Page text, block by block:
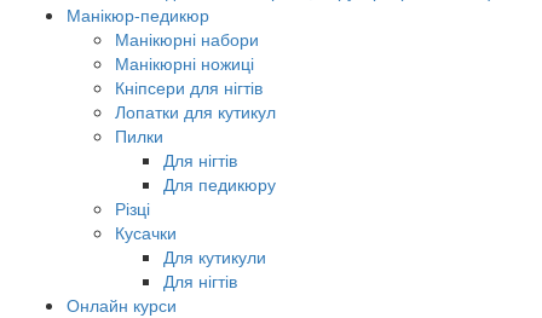
Манікюр-педикюр
Манікюрні набори
Манікюрні ножиці
Кніпсери для нігтів
Лопатки для кутикул
Пилки
Для нігтів
Для педикюру
Різці
Кусачки
Для кутикули
Для нігтів
Онлайн курси